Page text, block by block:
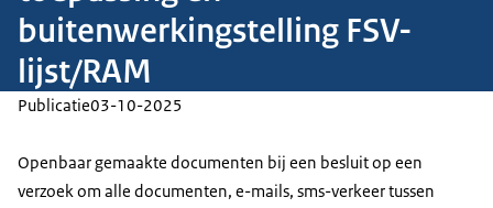
buitenwerkingstelling FSV-
lijst/RAM
Publicatie03-10-2025
Openbaar gemaakte documenten bij een besluit op een
verzoek om alle documenten, e-mails, sms-verkeer tussen